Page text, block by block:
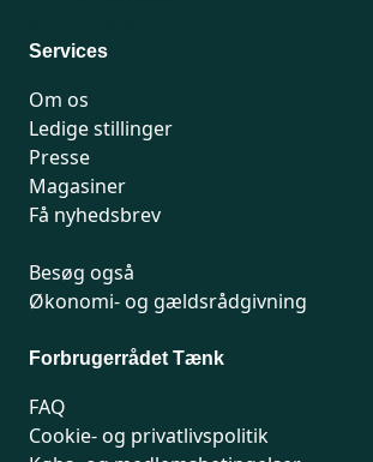
Services
Om os
Ledige stillinger
Presse
Magasiner
Få nyhedsbrev
Besøg også
Økonomi- og gældsrådgivning
Forbrugerrådet Tænk
FAQ
Cookie- og privatlivspolitik